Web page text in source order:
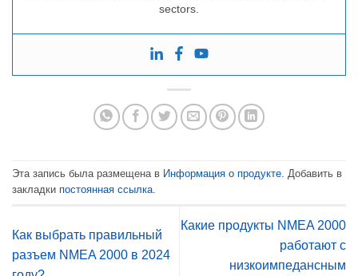
sectors.
Эта запись была размещена в Информация о продукте. Добавить в
закладки постоянная ссылка.
Как выбрать правильный
разъем NMEA 2000 в 2024
Какие продукты NMEA 2000
работают с
низкоимпедансным